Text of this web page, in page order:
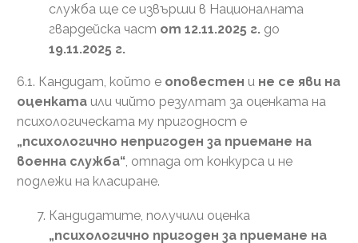
служба ще се извърши в Националната
гвардейска част от 12.11.2025 г. до
19.11.2025 г.
6.1. Кандидат, който е оповестен и не се яви на
оценката или чийто резултат за оценката на
психологическата му пригодност е
„психологично непригоден за приемане на
военна служба“, отпада от конкурса и не
подлежи на класиране.
Кандидатите, получили оценка
„психологично пригоден за приемане на